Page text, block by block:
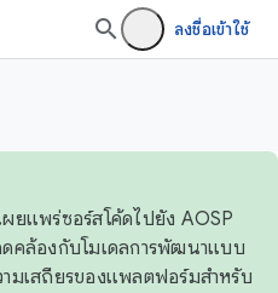
ลงชื่อเข้าใช้
ยแพร่ซอร์สโค้ดไปยัง AOSP
คล้องกับโมเดลการพัฒนาแบบ
มเสถียรของแพลตฟอร์มสำหรับ